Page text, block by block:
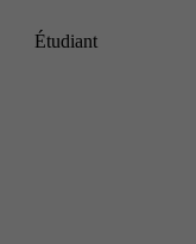
Étudiant